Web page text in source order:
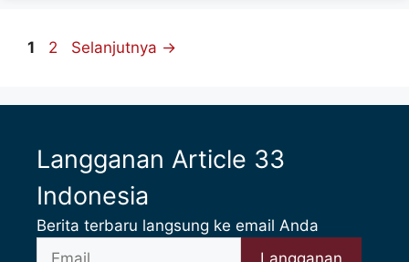
Halaman
1 Halaman
2 Selanjutnya →
Langganan Article 33
Indonesia
Berita terbaru langsung ke email Anda